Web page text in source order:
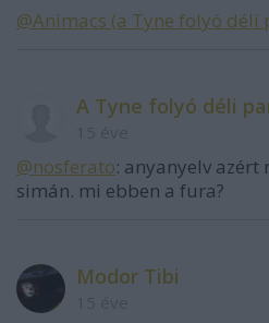
@Animacs (a Tyne folyó déli
A Tyne folyó déli
@nosferato: anyanyelv azért
simán. mi ebben a fura?
Modor Tibi